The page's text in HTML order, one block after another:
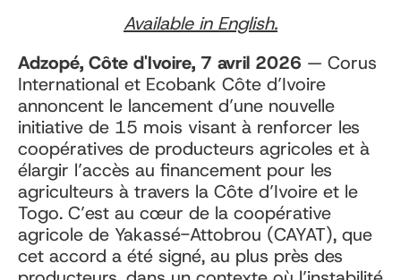
Available in English.
Adzopé, Côte d'Ivoire, 7 avril 2026 — Corus
International et Ecobank Côte d’Ivoire
annoncent le lancement d’une nouvelle
initiative de 15 mois visant à renforcer les
coopératives de producteurs agricoles et à
élargir l’accès au financement pour les
agriculteurs à travers la Côte d’Ivoire et le
Togo. C’est au cœur de la coopérative
agricole de Yakassé-Attobrou (CAYAT), que
cet accord a été signé, au plus près des